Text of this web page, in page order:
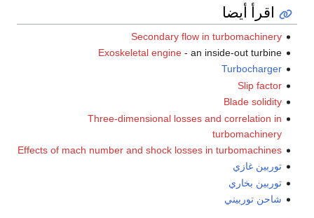
اقرأ أيضا
Secondary flow in turbomachinery
Exoskeletal engine- an inside-out turbine
Turbocharger
Slip factor
Blade solidity
Three-dimensional losses and correlation in
turbomachinery
Effects of mach number and shock losses in turbomachines
توربين غازي
توربين بخاري
شاحن توربيني